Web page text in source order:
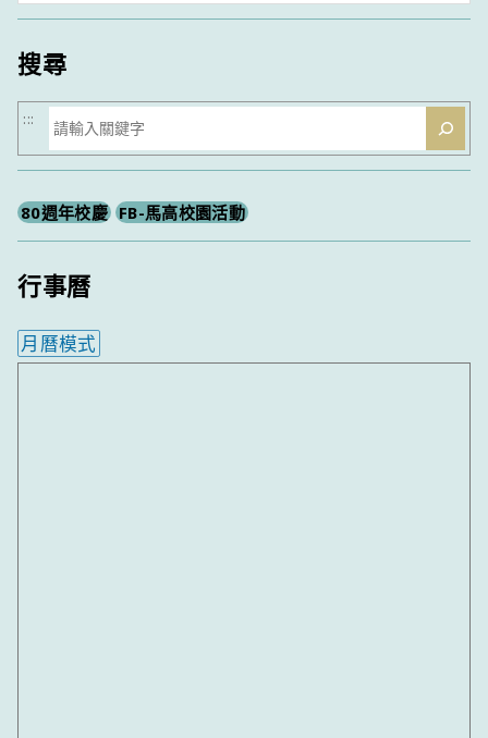
類
搜尋
搜
尋
:::
80週年校慶 FB-馬高校園活動
行事曆
月曆模式